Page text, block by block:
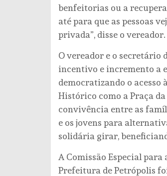
benfeitorias ou a
até para que as pessoas
privada”, disse o vereador.
O vereador e o
incentivo e incremento a
democratizando o acesso
Histórico como a Praça
convivência entre as
e os jovens para
solidária girar,
A Comissão Especial
Prefeitura de Petrópolis